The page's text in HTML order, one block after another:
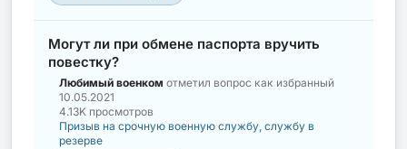
Могут ли при обмене паспорта вручить
повестку?
Любимый военком отметил вопрос как избранный
10.05.2021
4.13K просмотров
Призыв на срочную военную службу, службу в
резерве